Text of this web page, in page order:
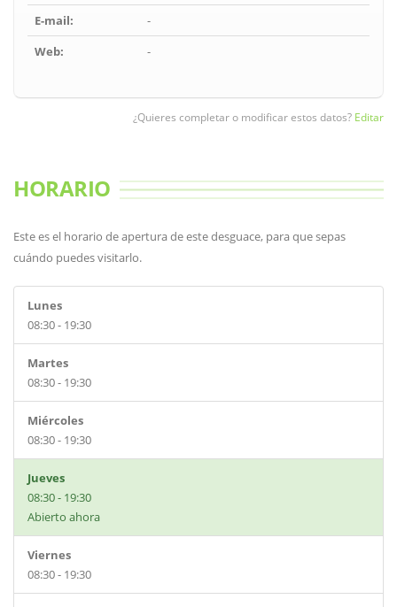
E-mail:
-
Web:
-
¿Quieres completar o modificar estos datos? Editar
HORARIO
Este es el horario de apertura de este desguace, para que sepas
cuándo puedes visitarlo.
Lunes
08:30 - 19:30
Martes
08:30 - 19:30
Miércoles
08:30 - 19:30
Jueves
08:30 - 19:30
Abierto ahora
Viernes
08:30 - 19:30